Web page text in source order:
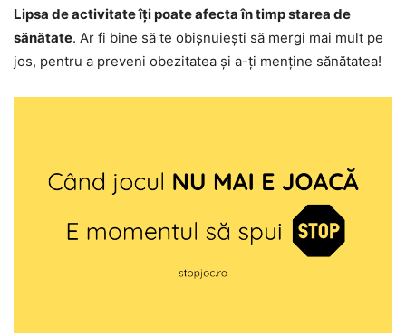
Lipsa de activitate îți poate afecta în timp starea de
sănătate. Ar fi bine să te obișnuiești să mergi mai mult pe
jos, pentru a preveni obezitatea și a-ți menține sănătatea!